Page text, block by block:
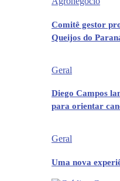
Comitê gestor
Queijos do
Geral
Diego Campos
para orientar
Geral
Uma nova